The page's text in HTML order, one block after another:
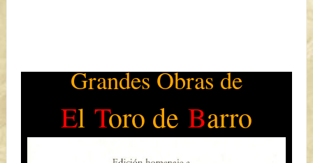
Grandes Obras de
El Toro de Barro